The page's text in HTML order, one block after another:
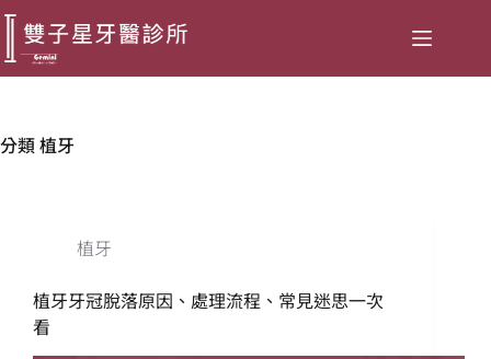
分類植牙
植牙
植牙牙冠脫落原因、處理流程、常見迷思一次
看